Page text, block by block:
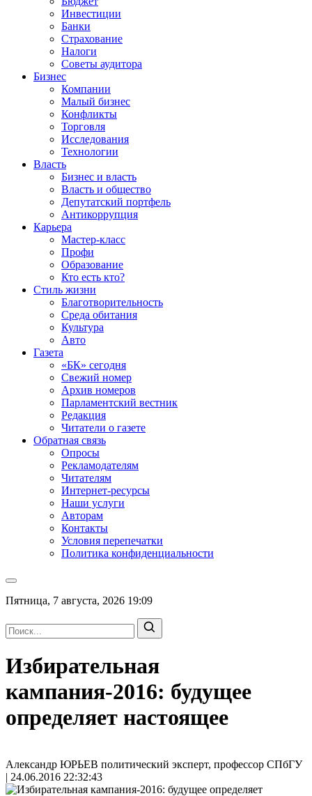
Инвестиции
Банки
Страхование
Налоги
Советы аудитора
Бизнес
Компании
Малый бизнес
Конфликты
Торговля
Исследования
Технологии
Власть
Бизнес и власть
Власть и общество
Депутатский портфель
Антикоррупция
Карьера
Мастер-класс
Профи
Образование
Кто есть кто?
Стиль жизни
Благотворительность
Среда обитания
Культура
Авто
Газета
«БК» сегодня
Свежий номер
Архив номеров
Парламентский вестник
Редакция
Читатели о газете
Обратная связь
Опросы
Рекламодателям
Читателям
Интернет-ресурсы
Наши услуги
Авторам
Контакты
Условия перепечатки
Политика конфиденциальности
Пятница, 7 августа, 2026 19:09
Избирательная
кампания-2016: будущее
определяет настоящее
Александр ЮРЬЕВ политический эксперт, профессор СПбГУ
| 24.06.2016 22:32:43